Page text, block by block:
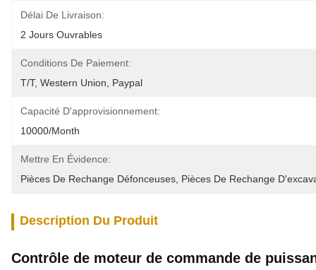
Délai De Livraison:
2 Jours Ouvrables
Conditions De Paiement:
T/T, Western Union, Paypal
Capacité D'approvisionnement:
10000/month
Mettre En Évidence:
Pièces De Rechange Défonceuses Pièces De Rechange
Description Du Produit
Contrôle de moteur de commande de